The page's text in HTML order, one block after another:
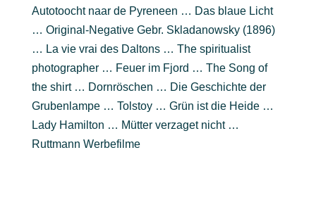
Autotoocht naar de Pyreneen … Das blaue Licht
… Original-Negative Gebr. Skladanowsky (1896)
… La vie vrai des Daltons … The spiritualist
photographer … Feuer im Fjord … The Song of
the shirt … Dornröschen … Die Geschichte der
Grubenlampe … Tolstoy … Grün ist die Heide …
Lady Hamilton … Mütter verzaget nicht …
Ruttmann Werbefilme